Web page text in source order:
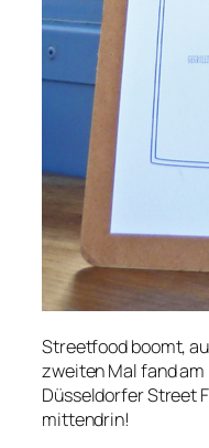
Streetfood boomt,
zweiten Mal fand
Düsseldorfer Street
mittendrin!